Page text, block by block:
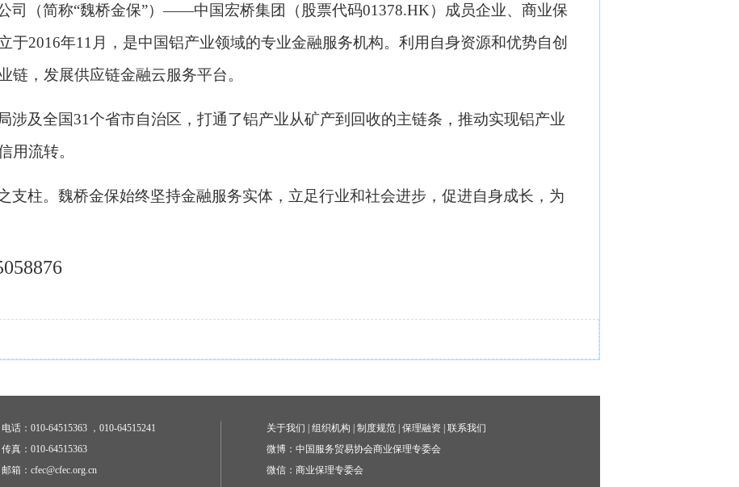
司（简称“魏桥金保”）——中国宏桥集团（股票代码01378.HK）成员企业、商业保
于2016年11 月，是中国铝产业领域的专业金融服务机构。利用自身资源和优势自创
链，发展供应链金融云服务平台。
涉及全国31个省市自治区，打通了铝产业从矿产到回收的主链条，推动实现铝产业
用流转。
支柱。魏桥金保始终坚持金融服务实体，立足行业和社会进步，促进自身成长，为
电话：010-64515363 ，010-64515241
传真：010-64515363
邮箱：cfec@cfec.org.cn
关于我们 组织机构 制度规范 保理融资 联系我们
微博：中国服务贸易协会商业保理专委会
微信：商业保理专委会